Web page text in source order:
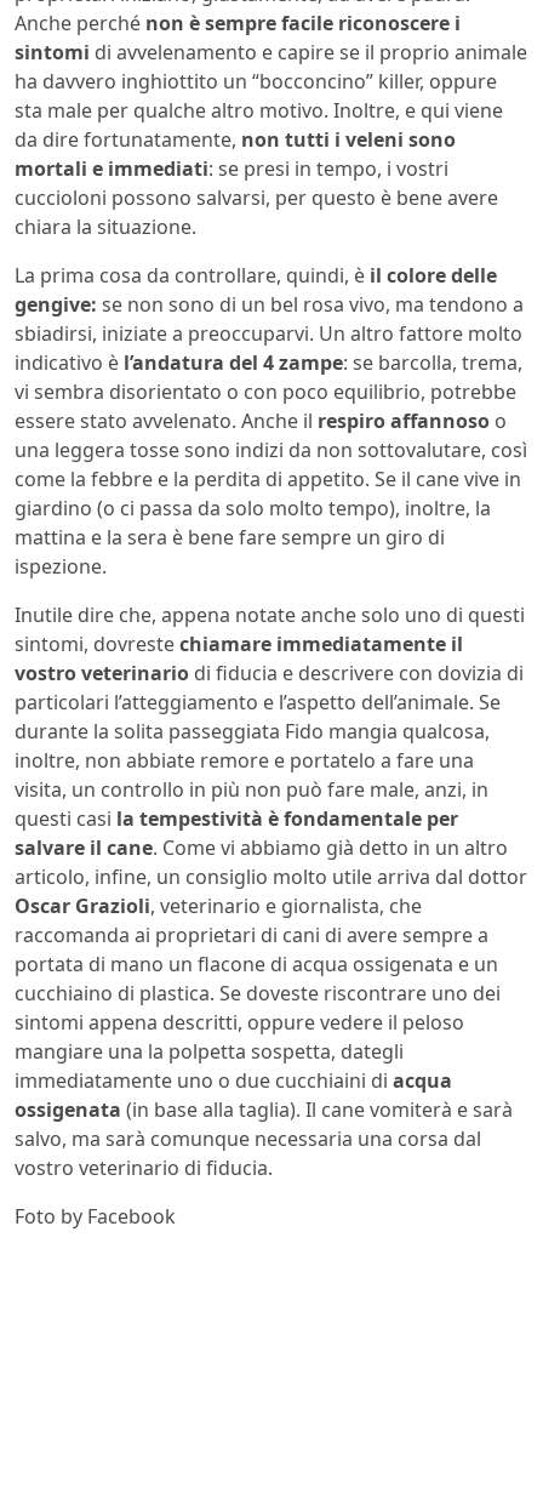
Anche perché non è sempre facile riconoscere i
sintomi di avvelenamento e capire se il proprio animale
ha davvero inghiottito un “bocconcino” killer, oppure
sta male per qualche altro motivo. Inoltre, e qui viene
da dire fortunatamente, non tutti i veleni sono
mortali e immediati: se presi in tempo, i vostri
cuccioloni possono salvarsi, per questo è bene avere
chiara la situazione.
La prima cosa da controllare, quindi, è il colore delle
gengive: se non sono di un bel rosa vivo, ma tendono a
sbiadirsi, iniziate a preoccuparvi. Un altro fattore molto
indicativo è l’andatura del 4 zampe: se barcolla, trema,
vi sembra disorientato o con poco equilibrio, potrebbe
essere stato avvelenato. Anche il respiro affannoso o
una leggera tosse sono indizi da non sottovalutare, così
come la febbre e la perdita di appetito. Se il cane vive in
giardino (o ci passa da solo molto tempo), inoltre, la
mattina e la sera è bene fare sempre un giro di
ispezione.
Inutile dire che, appena notate anche solo uno di questi
sintomi, dovrestechiamare immediatamente il
vostro veterinario di fiducia e descrivere con dovizia di
particolari l’atteggiamento e l’aspetto dell’animale. Se
durante la solita passeggiata Fido mangia qualcosa,
inoltre, non abbiate remore e portatelo a fare una
visita, un controllo in più non può fare male, anzi, in
questi casi la tempestività è fondamentale per
salvare il cane. Come vi abbiamo già detto in un altro
articolo, infine, un consiglio molto utile arriva dal dottor
Oscar Grazioli, veterinario e giornalista, che
raccomanda ai proprietari di cani di avere sempre a
portata di mano un flacone di acqua ossigenata e un
cucchiaino di plastica. Se doveste riscontrare uno dei
sintomi appena descritti, oppure vedere il peloso
mangiare una la polpetta sospetta, dategli
immediatamente uno o due cucchiaini di acqua
ossigenata (in base alla taglia). Il cane vomiterà e sarà
salvo, ma sarà comunque necessaria una corsa dal
vostro veterinario di fiducia.
Foto by Facebook